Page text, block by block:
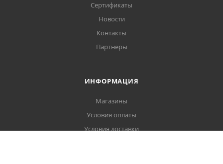
Сертификаты
Новости
Контакты
Партнеры
ИНФОРМАЦИЯ
Магазины
Условия оплаты
Условия доставки